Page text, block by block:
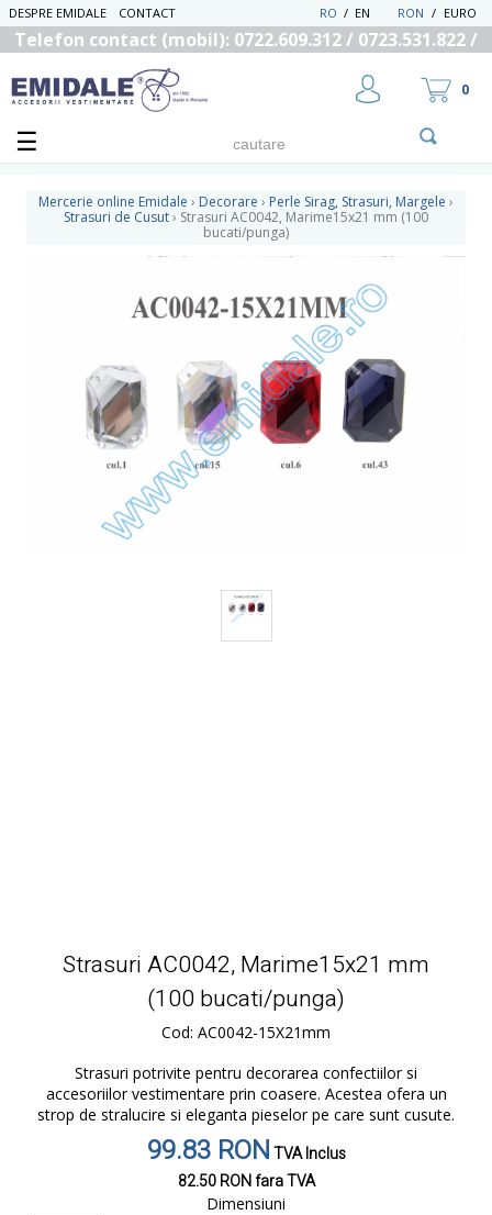
DESPRE EMIDALE CONTACT RON / EURO
EN
/
RO
Telefon contact (mobil): 0722.609.312 / 0723.531.822 /
UTILIZATOR NOU
RECUPEREAZA PAROLA
0
Mercerie online Emidale › Decorare › Perle Sirag, Strasuri, Margele ›
Strasuri de Cusut› Strasuri AC0042, Marime15x21 mm (100
bucati/punga)
Strasuri AC0042, Marime15x21 mm
(100 bucati/punga)
Cod: AC0042-15X21mm
Strasuri potrivite pentru decorarea confectiilor si
accesoriilor vestimentare prin coasere. Acestea ofera un
strop de stralucire si eleganta pieselor pe care sunt cusute.
99.83 RONTVA Inclus
82.50 RONfara TVA
Dimensiuni